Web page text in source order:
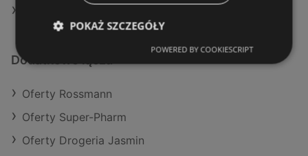
Dodatkowe łącza
Oferty Rossmann
Oferty Super-Pharm
Oferty Drogeria Jasmin
POKAŻ SZCZEGÓŁY
POWERED BY COOKIESCRIPT